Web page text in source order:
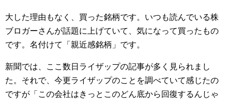
大した理由もなく、買った銘柄です。いつも読んでいる株
ブロガーさんが話題に上げていて、気になって買ったもの
です。名付けて「親近感銘柄」です。
新聞では、ここ数日ライザップの記事が多く見られまし
た。それで、今更ライザップのことを調べていて感じたの
ですが「この会社はきっとこのどん底から回復するんじゃ